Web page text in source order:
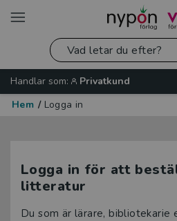
Handlar som:
Privatkund
Hem / Logga in
Logga in för att
litteratur
Du som är lärare,